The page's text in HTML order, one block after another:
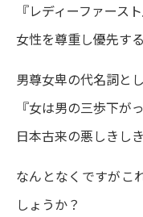
『レディーファースト
女性を尊重し優先す
男尊女卑の代名詞と
『女は男の三歩下が
日本古来の悪しきしき
なんとなくですがこ
しょうか？